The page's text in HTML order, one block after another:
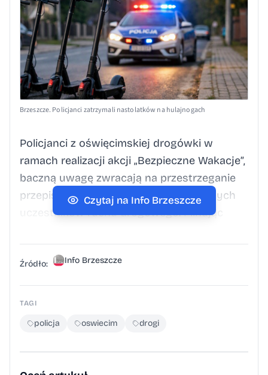
Brzeszcze. Policjanci zatrzymali nastolatków na hulajnogach
Policjanci z oświęcimskiej drogówki w
ramach realizacji akcji „Bezpieczne Wakacje”,
baczną uwagę zwracają na przestrzeganie
przepisów przez młodych, niechronionych
uczestników ruchu drogowego. Pilnując
przerwali jazdę trzem nastoletnim
mieszkańcom Jawiszowic, którzy na
hulajnogach elektrycznych jechali ulicą bez
kasków ochronnych. “We wtorek (7.07.2026)
po południu policjanci podczas patrolu ulicy
jadących na hulajnogach elektrycznych bez
kasków. Z uwagi na stwierdzone
Czytaj na Info Brzeszcze
Źródło: Info Brzeszcze
TAGI
policja oswiecim drogi